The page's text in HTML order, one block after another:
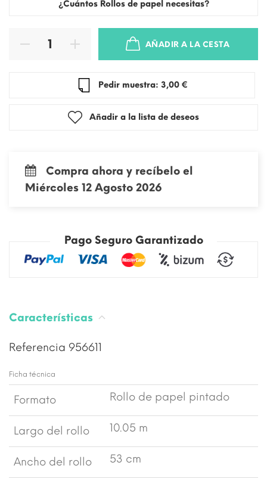
¿Cuántos Rollos de papel necesitas?
AÑADIR A LA CESTA
Pedir muestra: 3,00 €
Añadir a la lista de deseos
Compra ahora y recíbelo el
Miércoles 12 Agosto 2026
Pago Seguro Garantizado
Características
Referencia 956611
Ficha técnica
Formato Rollo de papel pintado
Largo del rollo 10.05 m
Ancho del rollo 53 cm